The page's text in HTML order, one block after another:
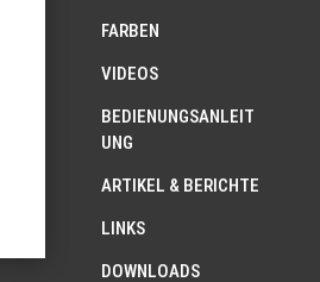
FARBEN
VIDEOS
BEDIENUNGSANLEIT
UNG
ARTIKEL & BERICHTE
LINKS
DOWNLOADS